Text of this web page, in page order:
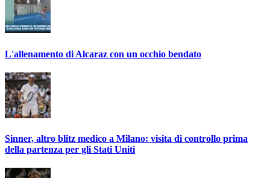
L'allenamento di Alcaraz con un occhio bendato
Sinner, altro blitz medico a Milano: visita di controllo prima
della partenza per gli Stati Uniti